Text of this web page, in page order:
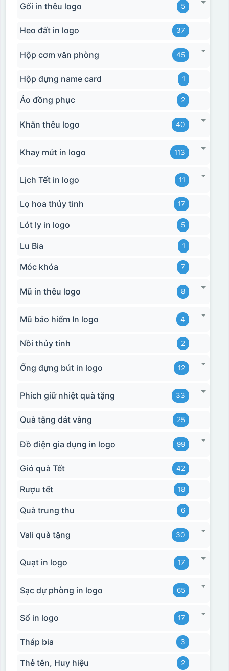
Gối in thêu logo 5
Heo đất in logo 37
Hộp cơm văn phòng 45
Hộp đựng name card 1
Áo đồng phục 2
Khăn thêu logo 40
Khay mứt in logo 113
Lịch Tết in logo 11
Lọ hoa thủy tinh 17
Lót ly in logo 5
Lu Bia 1
Móc khóa 7
Mũ in thêu logo 8
Mũ bảo hiểm In logo 4
Nồi thủy tinh 2
Ống đựng bút in logo 12
Phích giữ nhiệt quà tặng 33
Quà tặng dát vàng 25
Đồ điện gia dụng in logo 99
Giỏ quà Tết 42
Rượu tết 18
Quà trung thu 6
Vali quà tặng 30
Quạt in logo 17
Sạc dự phòng in logo 65
Sổ in logo 17
Tháp bia 3
Thẻ tên, Huy hiệu 2